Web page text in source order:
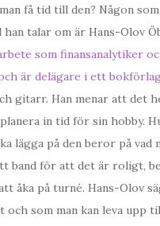
få tid till den? Någon som
talar om är Hans-Olov
som finansanalytiker
är delägare i ett
gitarr. Han menar att det
in tid för sin hobby.
lägga på den beror på
band för att det är roligt,
åka på turné. Hans-Olov
och som man kan leva upp